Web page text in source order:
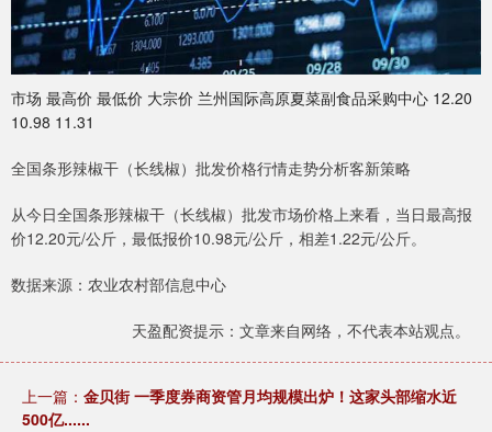
市场 最高价 最低价 大宗价 兰州国际高原夏菜副食品采购中心 12.20
10.98 11.31
全国条形辣椒干（长线椒）批发价格行情走势分析客新策略
从今日全国条形辣椒干（长线椒）批发市场价格上来看，当日最高报
价12.20元/公斤，最低报价10.98元/公斤，相差1.22元/公斤。
数据来源：农业农村部信息中心
天盈配资提示：文章来自网络，不代表本站观点。
上一篇： 金贝街 一季度券商资管月均规模出炉！这家头部缩水近
500亿......